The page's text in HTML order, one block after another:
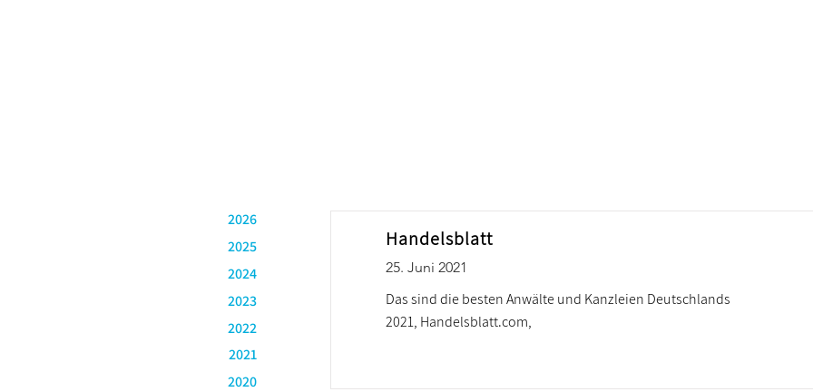
2026
2025
2024
2023
2022
2021
2020
Handelsblatt
25. Juni 2021
Das sind die besten Anwälte und Kanzleien Deutschlands
2021, Handelsblatt.com,